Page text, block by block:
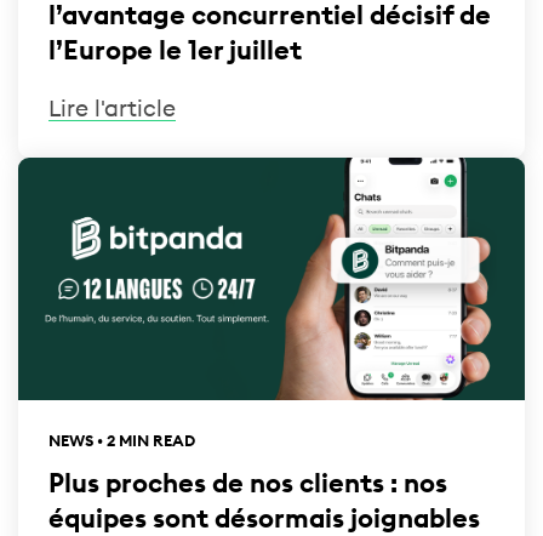
l’avantage concurrentiel décisif de
l’Europe le 1er juillet
Lire l'article
NEWS • 2 MIN READ
Plus proches de nos clients : nos
équipes sont désormais joignables